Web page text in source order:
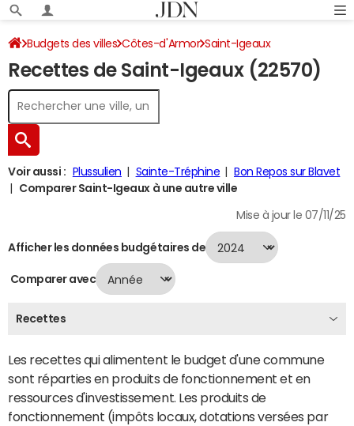
Budgets des villes Côtes-d'Armor Saint-Igeaux
Recettes 2024
Recettes de Saint-Igeaux (22570)
Voir aussi : Plussulien Sainte-Tréphine
Bon Repos sur Blavet
Comparer Saint-Igeaux à une autre ville
Mise à jour le 07/11/25
Afficher les données budgétaires de
Comparer avec
Recettes
Les recettes qui alimentent le budget d'une commune
sont réparties en produits de fonctionnement et en
ressources d'investissement. Les produits de
fonctionnement (impôts locaux, dotations versées par